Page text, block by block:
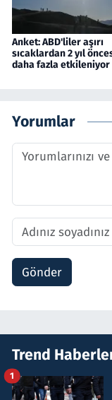
Anket: ABD'liler aşırı
sıcaklardan 2 yıl
daha fazla etkileniyor
Yorumlar
Gönder
Trend
1